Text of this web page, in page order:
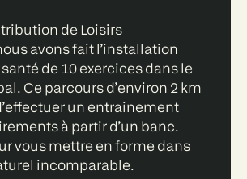
de Loisirs
avons fait l’installation
de 10 exercices dans le
Ce parcours d’environ 2 km
un entrainement
à partir d’un banc.
vous mettre en forme dans
incomparable.